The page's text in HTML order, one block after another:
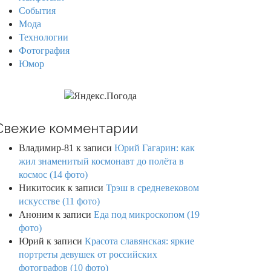
События
Мода
Технологии
Фотография
Юмор
комментарии
Владимир-81 к записи Юрий Гагарин: как
жил знаменитый космонавт до полёта в
космос (14 фото)
Никитосик к записи Трэш в средневековом
искусстве (11 фото)
Аноним к записи Еда под микроскопом (19
фото)
Юрий к записи Красота славянская: яркие
портреты девушек от российских
фотографов (10 фото)